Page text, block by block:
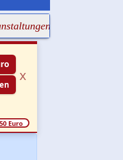
machen jüdisches
x
Euro